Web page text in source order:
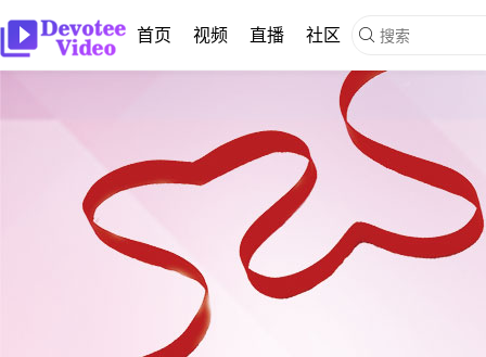
首页 视频 直播 社区 